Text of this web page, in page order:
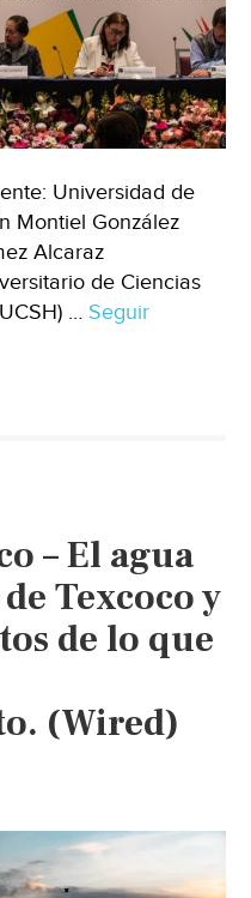
Universidad de
Montiel González
Alcaraz
de Ciencias
… Seguir
– El agua
Texcoco y
de lo que
(Wired)